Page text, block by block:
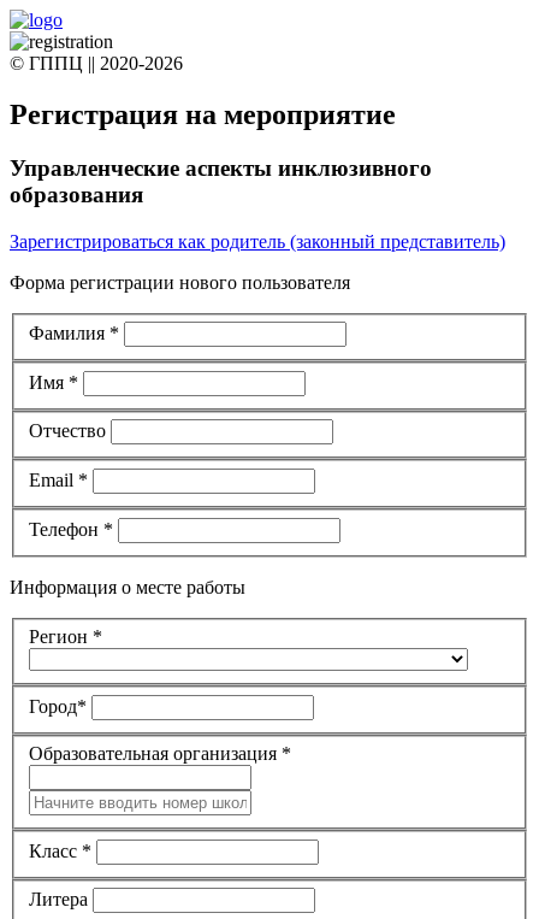
© ГППЦ || 2020-2026
Регистрация на мероприятие
Управленческие аспекты инклюзивного
образования
Зарегистрироваться как родитель (законный представитель)
Форма регистрации нового пользователя
Фамилия *
Имя *
Отчество
Email *
Телефон *
Информация о месте работы
Регион *
Город*
Образовательная организация *
Класс *
Литера